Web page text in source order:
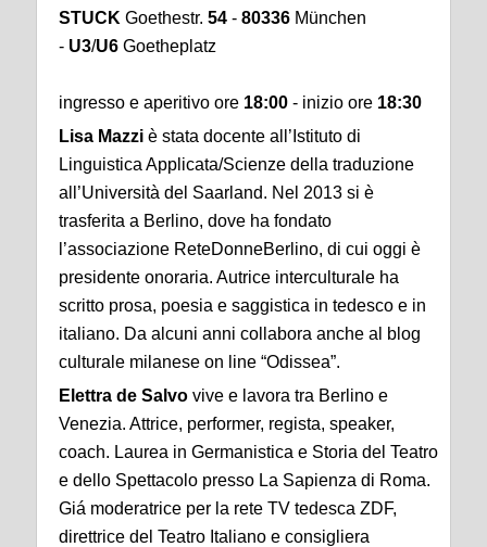
STUCK Goethestr. 54 - 80336 München
- U3/U6 Goetheplatz
ingresso e aperitivo ore 18:00 - inizio ore 18:30
Lisa Mazzi è stata docente all’Istituto di
Linguistica Applicata/Scienze della traduzione
all’Università del Saarland. Nel 2013 si è
trasferita a Berlino, dove ha fondato
l’associazione ReteDonneBerlino, di cui oggi è
presidente onoraria. Autrice interculturale ha
scritto prosa, poesia e saggistica in tedesco e in
italiano. Da alcuni anni collabora anche al blog
culturale milanese on line “Odissea”.
Elettra de Salvo vive e lavora tra Berlino e
Venezia. Attrice, performer, regista, speaker,
coach. Laurea in Germanistica e Storia del Teatro
e dello Spettacolo presso La Sapienza di Roma.
Giá moderatrice per la rete TV tedesca ZDF,
direttrice del Teatro Italiano e consigliera